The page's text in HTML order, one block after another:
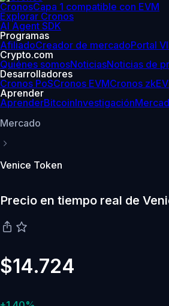
CronosCapa 1 compatible con EVM
Explorar Cronos
AI Agent SDK
Programas
AfiliadoCreador de mercadoPortal
Crypto.com
Quiénes somosNoticiasNoticias de
Desarrolladores
Cronos PoSCronos EVMCronos
Aprender
AprenderBitcoinInvestigación
Mercado
Venice Token
Precio en tiempo real de
$14.724